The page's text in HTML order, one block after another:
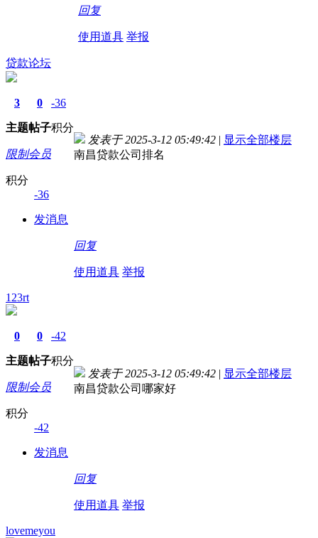
回复
使用道具 举报
贷款论坛
3
主题
0
帖子
-36
积分
限制会员
积分
-36
发消息
发表于 2025-3-12 05:49:42 | 显示全部楼层
南昌贷款公司排名
回复
使用道具 举报
123rt
0
主题
0
帖子
-42
积分
限制会员
积分
-42
发消息
发表于 2025-3-12 05:49:42 | 显示全部楼层
南昌贷款公司哪家好
回复
使用道具 举报
lovemeyou